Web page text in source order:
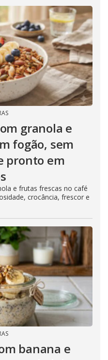
granola e
fogão, sem
pronto em
e frutas frescas no café
crocância, frescor e
banana e